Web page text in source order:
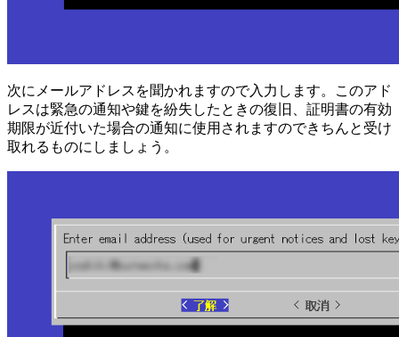
次にメールアドレスを聞かれますので入力します。このアド
レスは緊急の通知や鍵を紛失したときの復旧、証明書の有効
期限が近付いた場合の通知に使用されますのできちんと受け
取れるものにしましょう。